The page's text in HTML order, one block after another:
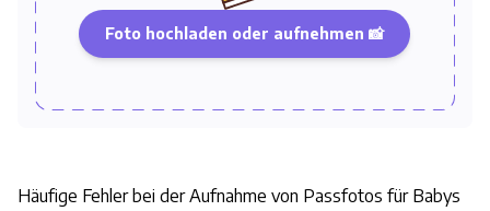
Foto hochladen oder aufnehmen 📸
Häufige Fehler bei der Aufnahme von Passfotos für Babys